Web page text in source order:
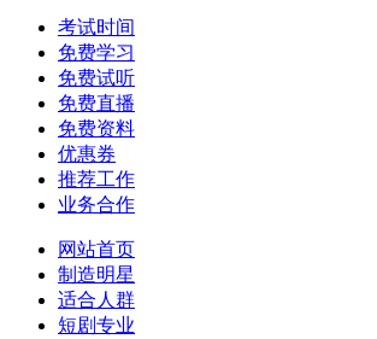
考试时间
免费学习
免费试听
免费直播
免费资料
优惠券
推荐工作
业务合作
网站首页
制造明星
适合人群
短剧专业